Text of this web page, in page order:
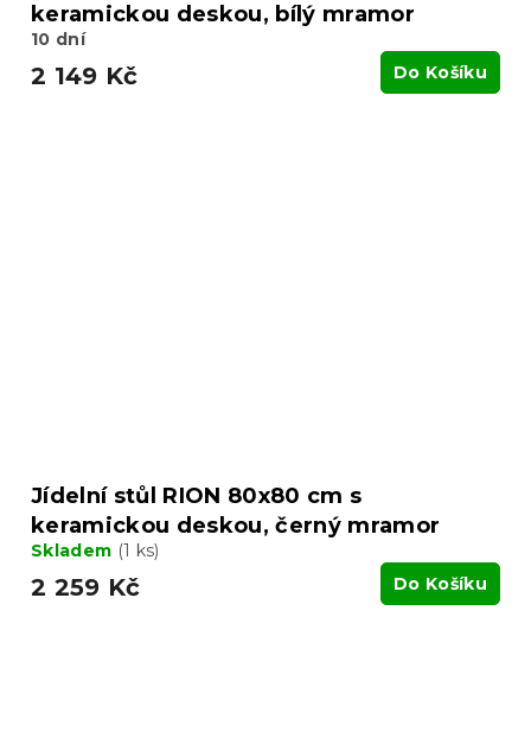
keramickou deskou, bílý mramor
10 dní
2 149 Kč Do Košíku
Jídelní stůl RION 80x80 cm s
keramickou deskou, černý mramor
Skladem (1 ks)
2 259 Kč Do Košíku